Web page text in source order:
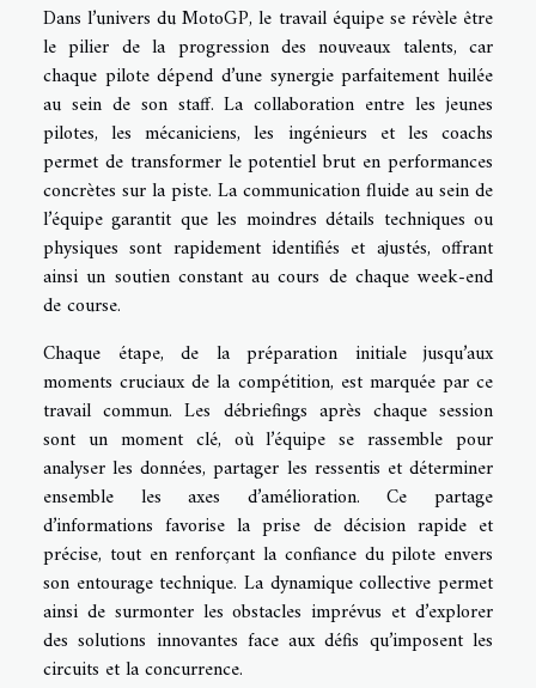
Dans l’univers du MotoGP, le travail équipe se révèle être
le pilier de la progression des nouveaux talents, car
chaque pilote dépend d’une synergie parfaitement huilée
au sein de son staff. La collaboration entre les jeunes
pilotes, les mécaniciens, les ingénieurs et les coachs
permet de transformer le potentiel brut en performances
concrètes sur la piste. La communication fluide au sein de
l’équipe garantit que les moindres détails techniques ou
physiques sont rapidement identifiés et ajustés, offrant
ainsi un soutien constant au cours de chaque week-end
de course.
Chaque étape, de la préparation initiale jusqu’aux
moments cruciaux de la compétition, est marquée par ce
travail commun. Les débriefings après chaque session
sont un moment clé, où l’équipe se rassemble pour
analyser les données, partager les ressentis et déterminer
ensemble les axes d’amélioration. Ce partage
d’informations favorise la prise de décision rapide et
précise, tout en renforçant la confiance du pilote envers
son entourage technique. La dynamique collective permet
ainsi de surmonter les obstacles imprévus et d’explorer
des solutions innovantes face aux défis qu’imposent les
circuits et la concurrence.